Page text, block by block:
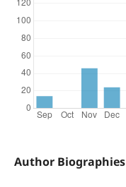
Author Biographies